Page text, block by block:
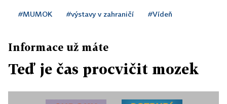
#MUMOK #výstavy v zahraničí #Vídeň
Informace už máte
Teď je čas procvičit mozek